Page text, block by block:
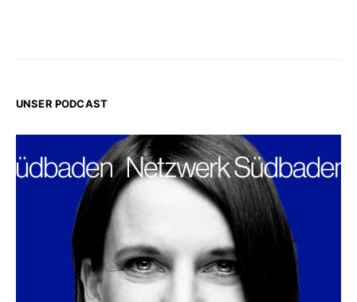
UNSER PODCAST